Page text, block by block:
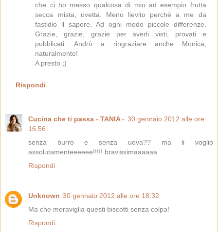
che ci ho messo qualcosa di mio ad esempio frutta
secca mista, uvetta. Meno lievito perchè a me da
fastidio il sapore. Ad ogni modo piccole differenze.
Grazie, grazie, grazie per averli visti, provati e
pubblicati. Andrò a ringraziare anche Monica,
naturalmente!
A presto ;)
Rispondi
Cucina che ti passa - TANIA - 30 gennaio 2012 alle ore
16:56
senza burro e senza uova?? ma li voglio
assolutamenteeeeee!!!!! bravissimaaaaaa
Rispondi
Unknown 30 gennaio 2012 alle ore 18:32
Ma che meraviglia questi biscotti senza colpa!
Rispondi